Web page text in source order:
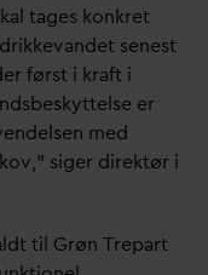
tages konkret
vandet senest
først i kraft i
er
med
siger direktør i
til Grøn Trepart